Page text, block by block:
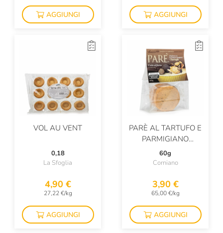
AGGIUNGI AGGIUNGI
VOL AU VENT
0,18
La Sfoglia
4,90 €
27,22 €/kg
AGGIUNGI
PARÈ AL TARTUFO E
PARMIGIANO
REGGIANO
MULTIPACK
60g
Corniano
3,90 €
65,00 €/kg
AGGIUNGI